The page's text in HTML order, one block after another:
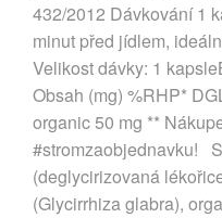
432/2012 Dávkování 1
minut před jídlem,
Velikost dávky: 1
Obsah (mg) %RHP*
organic 50 mg **
#stromzaobjednavku!
(deglycirizovaná
(Glycirrhiza glabra),